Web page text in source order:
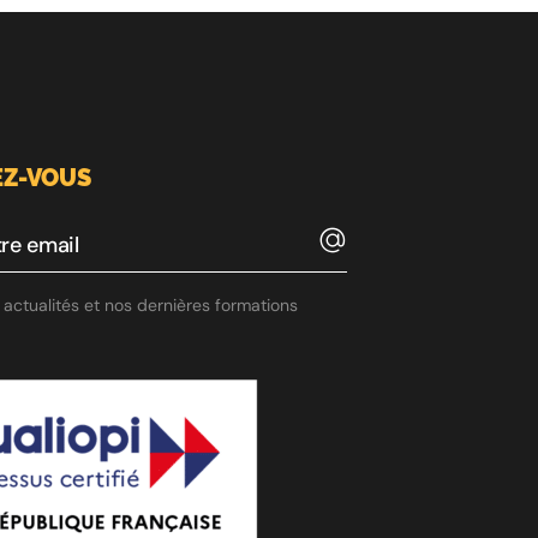
VOUS
actualités et nos dernières formations